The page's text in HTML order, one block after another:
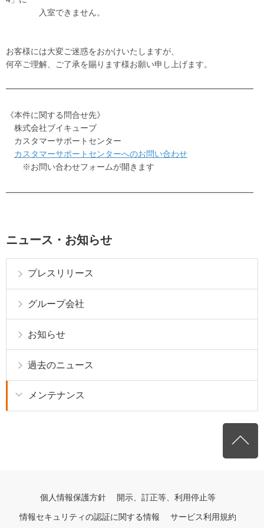
入室できません。
お客様には大変ご迷惑をおかけいたしますが、
何卒ご理解、ご了承を賜ります様お願い申し上げます。
━━━━━━━━━━━━━━━━━━━━━━━━━━━━━━
《本件に関する問合せ先》
株式会社ブイキューブ
カスタマーサポートセンター
カスタマーサポートセンターへのお問い合わせ
※お問い合わせフォームが開きます
━━━━━━━━━━━━━━━━━━━━━━━━━━━━━━
ニュース・お知らせ
プレスリリース
グループ会社
お知らせ
過去のニュース
メンテナンス
個人情報保護方針 開示、訂正等、利用停止等
情報セキュリティの認証に関する情報 サービス利用規約